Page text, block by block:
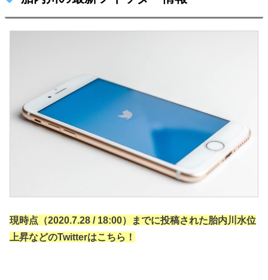
現時点（2020.7.28 / 18:00）までに投稿された胎内川水位
上昇などのTwitterはこちら！